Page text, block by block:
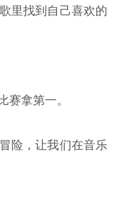
里找到自己喜欢的
拿第一。
险，让我们在音乐